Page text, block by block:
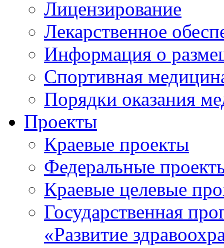
Лицензирование
Лекарственное
Информация о
Спортивная
Порядки оказания
Проекты
Краевые проекты
Федеральные
Краевые целевые
Государственная
«Развитие